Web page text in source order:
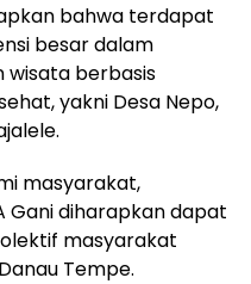
bahwa terdapat
besar dalam
wisata berbasis
yakni Desa Nepo,
masyarakat,
Gani diharapkan dapat
masyarakat
Tempe.